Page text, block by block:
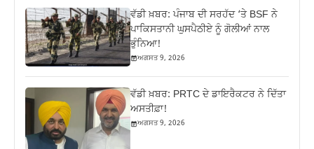
ਵੱਡੀ ਖ਼ਬਰ: ਪੰਜਾਬ ਦੀ ਸਰਹੱਦ ‘ਤੇ BSF ਨੇ
ਪਾਕਿਸਤਾਨੀ ਘੁਸਪੈਠੀਏ ਨੂੰ ਗੋਲੀਆਂ ਨਾਲ
ਭੁੰਨਿਆ!
ਅਗਸਤ 9, 2026
ਵੱਡੀ ਖ਼ਬਰ: PRTC ਦੇ ਡਾਇਰੈਕਟਰ ਨੇ ਦਿੱਤਾ
ਅਸਤੀਫ਼ਾ!
ਅਗਸਤ 9, 2026